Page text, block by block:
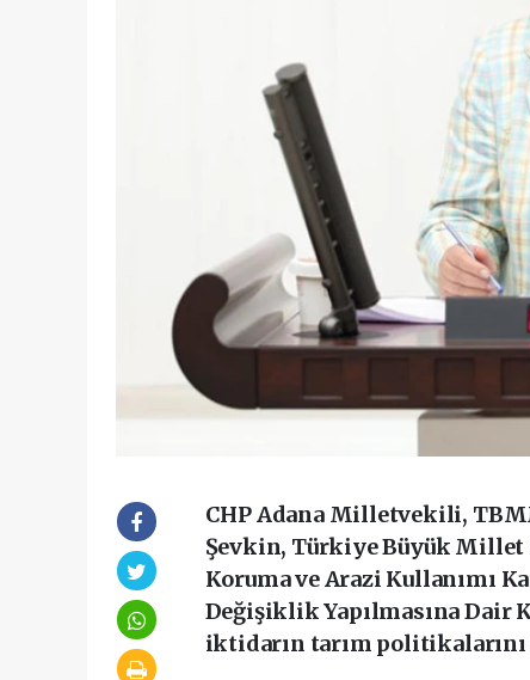
CHP Adana Milletvekili,
Şevkin, Türkiye Büyük Millet
Koruma ve Arazi Kullanımı
Değişiklik Yapılmasına Dair
iktidarın tarım